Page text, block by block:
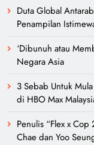
Duta Global
Penampilan
‘Dibunuh atau
Negara Asia
3 Sebab Untuk
di HBO Max
Penulis “Flex x
Chae dan Yoo